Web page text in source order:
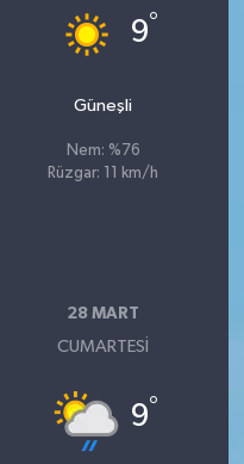
9°
Güneşli
Nem: %76
Rüzgar: 11 km/h
28 MART
CUMARTESI
9°